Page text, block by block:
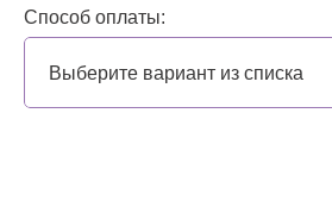
Способ оплаты: